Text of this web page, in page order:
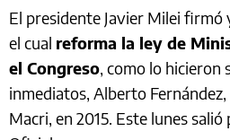
El presidente Javier Milei
el cual reforma la ley de
el Congreso, como lo hicieron
inmediatos, Alberto
Macri, en 2015. Este lunes